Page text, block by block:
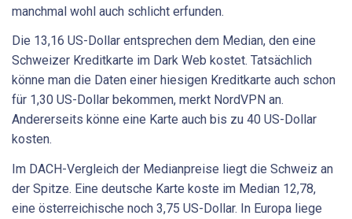
manchmal wohl auch schlicht erfunden.
Die 13,16 US-Dollar entsprechen dem Median, den eine
Schweizer Kreditkarte im Dark Web kostet. Tatsächlich
könne man die Daten einer hiesigen Kreditkarte auch schon
für 1,30 US-Dollar bekommen, merkt NordVPN an.
Andererseits könne eine Karte auch bis zu 40 US-Dollar
kosten.
Im DACH-Vergleich der Medianpreise liegt die Schweiz an
der Spitze. Eine deutsche Karte koste im Median 12,78,
eine österreichische noch 3,75 US-Dollar. In Europa liege